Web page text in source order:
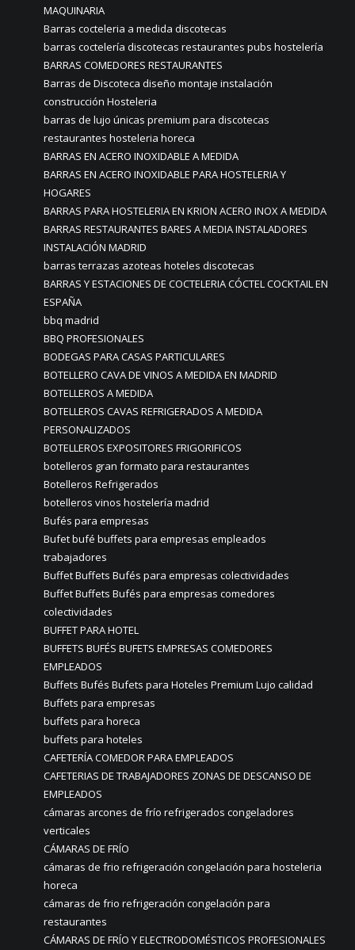
MAQUINARIA
Barras cocteleria a medida discotecas
barras coctelería discotecas restaurantes pubs hostelería
BARRAS COMEDORES RESTAURANTES
Barras de Discoteca diseño montaje instalación
construcción Hosteleria
barras de lujo únicas premium para discotecas
restaurantes hosteleria horeca
BARRAS EN ACERO INOXIDABLE A MEDIDA
BARRAS EN ACERO INOXIDABLE PARA HOSTELERIA Y
HOGARES
BARRAS PARA HOSTELERIA EN KRION ACERO INOX A MEDIDA
BARRAS RESTAURANTES BARES A MEDIA INSTALADORES
INSTALACIÓN MADRID
barras terrazas azoteas hoteles discotecas
BARRAS Y ESTACIONES DE COCTELERIA CÓCTEL COCKTAIL EN
ESPAÑA
bbq madrid
BBQ PROFESIONALES
BODEGAS PARA CASAS PARTICULARES
BOTELLERO CAVA DE VINOS A MEDIDA EN MADRID
BOTELLEROS A MEDIDA
BOTELLEROS CAVAS REFRIGERADOS A MEDIDA
PERSONALIZADOS
BOTELLEROS EXPOSITORES FRIGORIFICOS
botelleros gran formato para restaurantes
Botelleros Refrigerados
botelleros vinos hostelería madrid
Bufés para empresas
Bufet bufé buffets para empresas empleados
trabajadores
Buffet Buffets Bufés para empresas colectividades
Buffet Buffets Bufés para empresas comedores
colectividades
BUFFET PARA HOTEL
BUFFETS BUFÉS BUFETS EMPRESAS COMEDORES
EMPLEADOS
Buffets Bufés Bufets para Hoteles Premium Lujo calidad
Buffets para empresas
buffets para horeca
buffets para hoteles
CAFETERÍA COMEDOR PARA EMPLEADOS
CAFETERIAS DE TRABAJADORES ZONAS DE DESCANSO DE
EMPLEADOS
cámaras arcones de frío refrigerados congeladores
verticales
CÁMARAS DE FRÍO
cámaras de frio refrigeración congelación para hosteleria
horeca
cámaras de frio refrigeración congelación para
restaurantes
CÁMARAS DE FRÍO Y ELECTRODOMÉSTICOS PROFESIONALES